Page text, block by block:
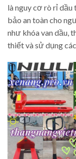
là nguy cơ rò rỉ
bảo an toàn cho
như khóa van dầu,
thiết và sử dụng